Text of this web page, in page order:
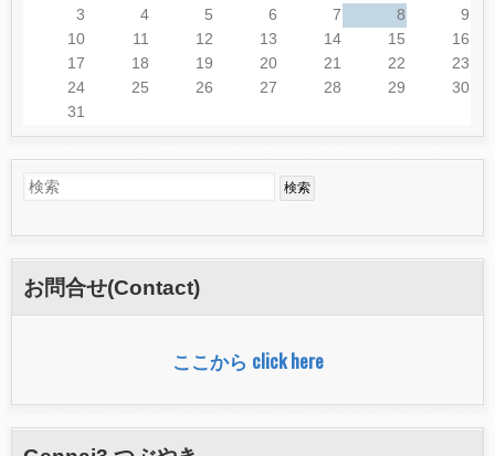
3
4 5 6 7 8
9
10
11 12 13 14 15
16
17
18 19 20 21 22
23
24
25 26 27 28 29
30
31
索
フ
ォ
検
お問合せ(Contact)
ここから click here